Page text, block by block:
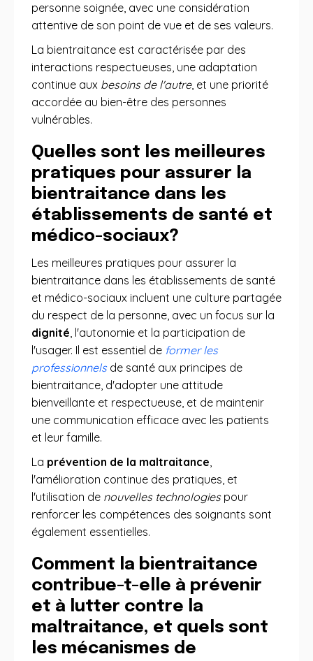
personne soignée, avec une considération
attentive de son point de vue et de ses valeurs.
La bientraitance est caractérisée par des
interactions respectueuses, une adaptation
continue aux besoins de l'autre, et une priorité
accordée au bien-être des personnes
vulnérables.
Quelles sont les meilleures
pratiques pour assurer la
bientraitance dans les
établissements de santé et
médico-sociaux?
Les meilleures pratiques pour assurer la
bientraitance dans les établissements de santé
et médico-sociaux incluent une culture partagée
du respect de la personne, avec un focus sur la
dignité, l'autonomie et la participation de
l'usager. Il est essentiel de former les
professionnelsde santé aux principes de
bientraitance, d'adopter une attitude
bienveillante et respectueuse, et de maintenir
une communication efficace avec les patients
et leur famille.
La prévention de la maltraitance,
l'amélioration continue des pratiques, et
l'utilisation de nouvelles technologiespour
renforcer les compétences des soignants sont
également essentielles.
Comment la bientraitance
contribue-t-elle à prévenir
et à lutter contre la
maltraitance, et quels sont
les mécanismes de